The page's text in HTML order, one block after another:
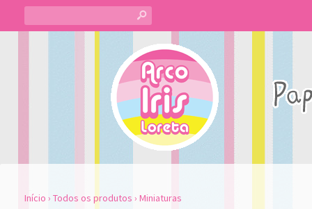
s
Início › Todos os produtos › Miniaturas